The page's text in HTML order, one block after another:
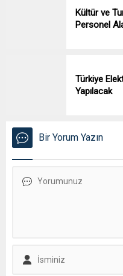
Kültür ve
Personel
Türkiye
Yapılacak
Bir Yorum Yazın